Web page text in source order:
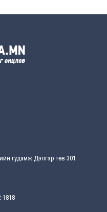
үнэлж, хэрэгжилтээ
өвөлжилтийн бэлтгэл,
гудамж Дэлгэр төв 301
1818